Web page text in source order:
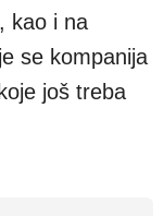
kao i na
se kompanija
još treba